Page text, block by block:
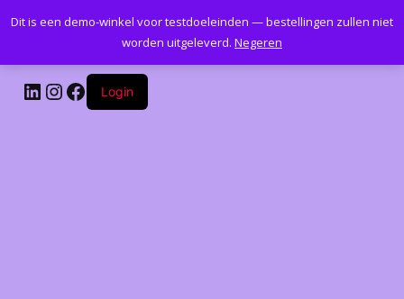
Kantoormeubelenplus.com
LinkedIn
Instagram
Facebook
Login
Dit is een demo-winkel voor testdoeleinden — bestellingen zullen niet
worden uitgeleverd. Negeren